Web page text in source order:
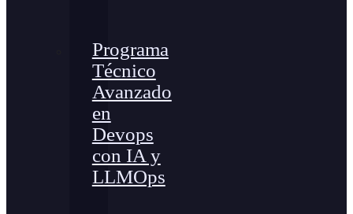
Programa
Técnico
Avanzado
en
Devops
con IA y
LLMOps